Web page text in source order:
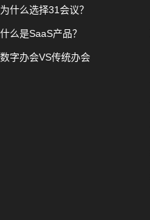
为什么选择31会议？
什么是SaaS产品？
数字办会VS传统办会